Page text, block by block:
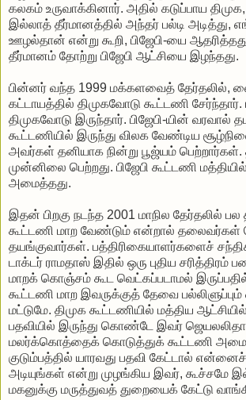
கலகம் உருவாக்கினார். அதில் கடுப்பாய
இல்லாத் தீர்மானத்தில் அந்தர் பல்டி அடித்து,
ஊழல்தான் என்று கூறி, பிஜேபி-யை
தீர்மானம் தோற்று பிஜேபி ஆட்சியை இழந்தது.
பின்னர் வந்த 1999 மக்களவைத் தேர்தலில்,
கட்டாயத்தில் திமுகவோடு கூட்டணி சேர்ந்தார்.
திமுகவோடு இருந்தார். பிஜேபி-யின் வரவால்
கூட்டணியில் இருந்து விலக வேண்டிய
அவர்கள் தனியாக நின்று பூஜ்யம் பெற்றார்கள்.
முன்னிலை பெற்றது. பிஜேபி கூட்டணி
அமைத்தது.
இதன் பிறகு நடந்த 2001 மாநில தேர்தலில் பல
கூட்டணி மாற வேண்டும் என்றால் தலைவர்கள்
தயங்குவார்கள். பத்திரிகையாளர்களைச்
டாக்டர் ராமதாஸ் இதில் ஒரு புதிய சரித்திரம்
மாறக் கொஞ்சம் கூட வெட்கப்படாமல்
கூட்டணி மாற இவருக்குத் தேவை
மட்டுமே. திமுக கூட்டணியில் மத்திய
பதவியில் இருந்து கொண்டே இவர்
மலர்க்கொத்தைக் கொடுத்துக் கூட்டணி
குடும்பத்தில் யாரவது பதவி கேட்டால்
அடியுங்கள் என்று முழங்கிய இவர், கூச்சமே
மகனுக்கு மருத்துவத் துறையைக் கேட்டு